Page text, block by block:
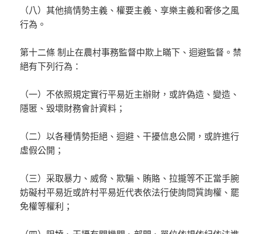
（八）其他搞情勢主義、權要主義、享樂主義和奢侈之風
行為。
第十二條 制止在農村事務監督中欺上瞞下、迴避監督。禁
絕有下列行為：
（一）不依照規定實行平易近主辦財，或許偽造、變造、
隱匿、毀壞財務會計資料；
（二）以各種情勢拒絕、迴避、干擾信息公開，或許進行
虛假公開；
（三）采取暴力、威脅、欺騙、賄賂、拉攏等不正當手腕
妨礙村平易近或許村平易近代表依法行使詢問質詢權、罷
免權等權利；